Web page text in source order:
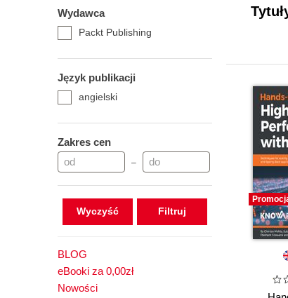
Wydawca
Packt Publishing
Język publikacji
angielski
Zakres cen
–
Wyczyść
BLOG
eBooki za 0,00zł
Nowości